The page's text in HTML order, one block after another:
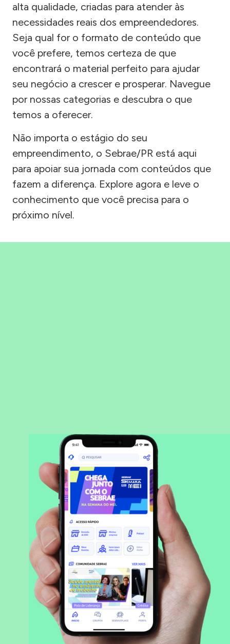
alta qualidade, criadas para atender às
necessidades reais dos empreendedores.
Seja qual for o formato de conteúdo que
você prefere, temos certeza de que
encontrará o material perfeito para ajudar
seu negócio a crescer e prosperar. Navegue
por nossas categorias e descubra o que
temos a oferecer.
Não importa o estágio do seu
empreendimento, o Sebrae/PR está aqui
para apoiar sua jornada com conteúdos que
fazem a diferença. Explore agora e leve o
conhecimento que você precisa para o
próximo nível.